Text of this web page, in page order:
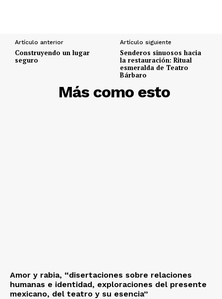
Artículo anterior
Construyendo un lugar
seguro
Artículo siguiente
Senderos sinuosos hacia
la restauración: Ritual
esmeralda de Teatro
Bárbaro
Más como esto
DESCUBRE
Amor y rabia, “disertaciones sobre relaciones
humanas e identidad, exploraciones del presente
mexicano, del teatro y su esencia”